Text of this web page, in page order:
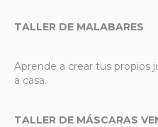
TALLER DE MALABARES
Aprende a crear tus propios
a casa.
TALLER DE MÁSCARAS